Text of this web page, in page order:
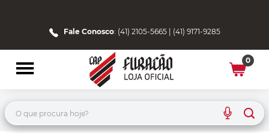
Fale Conosco: (41) 2105-5665 | (41) 9171-9285
0
O que procura hoje?